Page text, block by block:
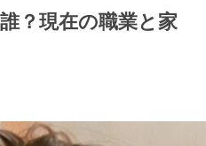
？現在の職業と家